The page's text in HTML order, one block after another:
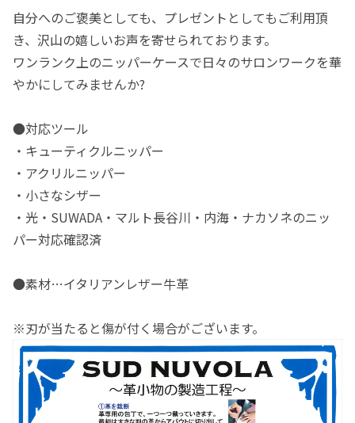
自分へのご褒美としても、プレゼントとしてもご利用頂
き、沢山の嬉しいお声を寄せられております。
ワンランク上のニッパーケースで日々のサロンワークを華
やかにしてみませんか?
●対応ツール
・キューティクルニッパー
・アクリルニッパー
・小さなシザー
・光・SUWADA・マルト長谷川・内海・ナカソネのニッ
パー対応確認済
●素材…イタリアンレザー牛革
※刃が当たると傷が付く場合がございます。